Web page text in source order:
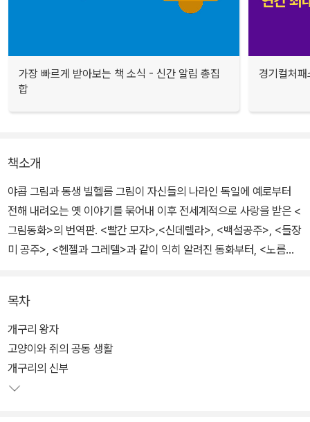
가장 빠르게 받아보는 책 소식 - 신간 알림 총집
합
경기컬처
책소개
야콥 그림과 동생 빌헬름 그림이 자신들의 나라인 독일에 예로부터
전해 내려오는 옛 이야기를 묶어내 이후 전세계적으로 사랑을 받은 <
그림동화>의 번역판. <빨간 모자>,<신데렐라>, <백설공주>, <들장
미 공주>, <헨젤과 그레텔>과 같이 익히 알려진 동화부터, <노름꾼
목차
개구리 왕자
고양이와 쥐의 공동 생활
개구리의 신부